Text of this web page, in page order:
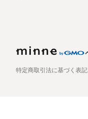
特定商取引法に基づく表記